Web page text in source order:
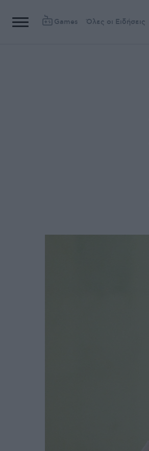
Games Όλες οι Ειδήσεις